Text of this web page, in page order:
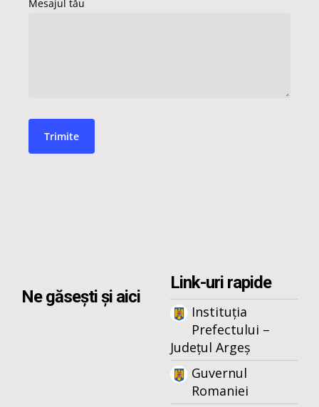
Ne găsești și aici
Link-uri rapide
Instituția
Prefectului –
Județul Argeș
Guvernul
Romaniei